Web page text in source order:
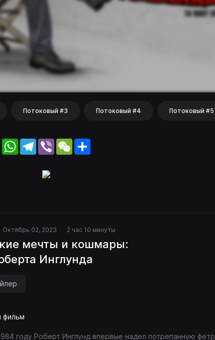
Потоковый #3 Потоковый #4 Потоковый #5
WhatsApp
Telegram
Viber WeChat
Октябрь 02, 2023 2 час 10 минуты
мечты и кошмары:
Инглунда
фильм
году Роберт Инглунд впервые надел потрепанную